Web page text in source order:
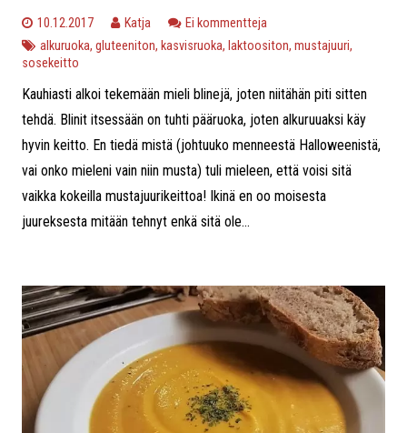
10.12.2017 Katja
Ei kommentteja
alkuruoka, gluteeniton, kasvisruoka, laktoositon, mustajuuri,
sosekeitto
Kauhiasti alkoi tekemään mieli blinejä, joten niitähän piti sitten
tehdä. Blinit itsessään on tuhti pääruoka, joten alkuruuaksi käy
hyvin keitto. En tiedä mistä (johtuuko menneestä Halloweenistä,
vai onko mieleni vain niin musta) tuli mieleen, että voisi sitä
vaikka kokeilla mustajuurikeittoa! Ikinä en oo moisesta
juureksesta mitään tehnyt enkä sitä ole...